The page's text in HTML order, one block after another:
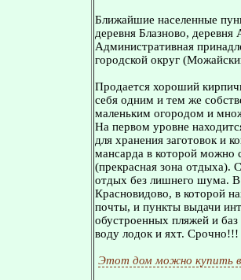
Ближайшие населенные
деревня Блазново, деревня
Административная
городской округ
Продается хороший
себя одним и тем же
маленьким огородом и
На первом уровне
для хранения заготовок и
мансарда в которой можно
(прекрасная зона отдыха).
отдых без лишнего шума. В
Красновидово, в которой
почты, и пункты выдачи
обустроенных пляжей и
воду лодок и яхт.
Этот дом можно купить